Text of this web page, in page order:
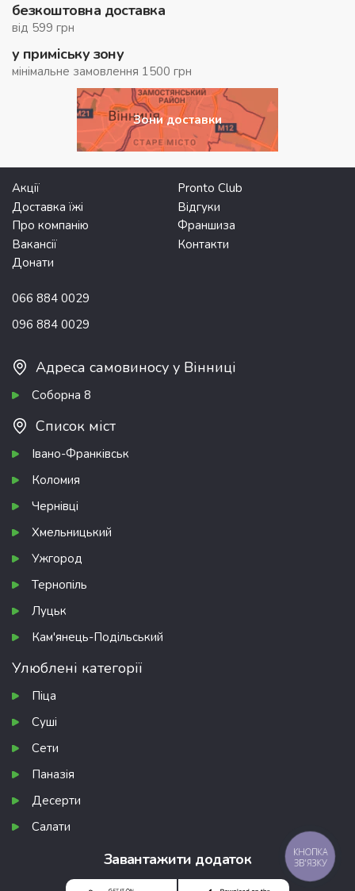
безкоштовна доставка
від 599 грн
у приміську зону
мінімальне замовлення 1500 грн
Зони доставки
Акції
Pronto Club
Доставка їжі
Відгуки
Про компанію
Франшиза
Вакансії
Контакти
Донати
066 884 0029
096 884 0029
Адреса самовиносу у Вінниці
Соборна 8
Список міст
Івано-Франківськ
Коломия
Чернівці
Хмельницький
Ужгород
Тернопіль
Луцьк
Кам'янець-Подільський
Улюблені категорії
Піца
Суші
Сети
Паназія
Десерти
Салати
Завантажити додаток
КНОПКА
ЗВ'ЯЗКУ